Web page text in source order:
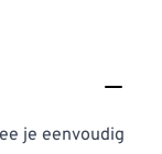
je eenvoudig